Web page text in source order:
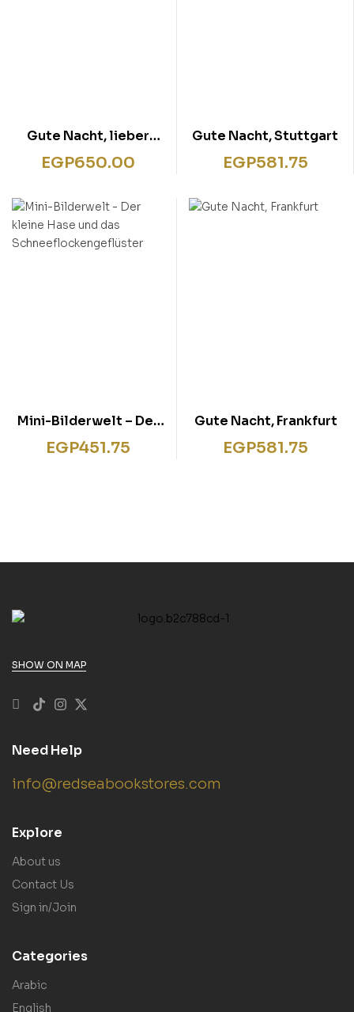
Gute Nacht, lieber
Bauernhof!
EGP650.00
Gute Nacht, Stuttgart
EGP581.75
Mini-Bilderwelt – Der
kleine Hase und das
Schneeflockengeflüst
EGP451.75
Gute Nacht, Frankfurt
EGP581.75
SHOW ON MAP
Need Help
info@redseabookstores.com
Explore
About us
Contact Us
Sign in/Join
Categories
Arabic
English